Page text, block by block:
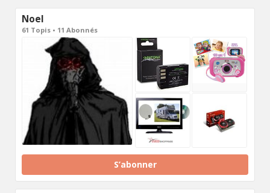
Noel
61 Topis • 11 Abonnés
S’abonner